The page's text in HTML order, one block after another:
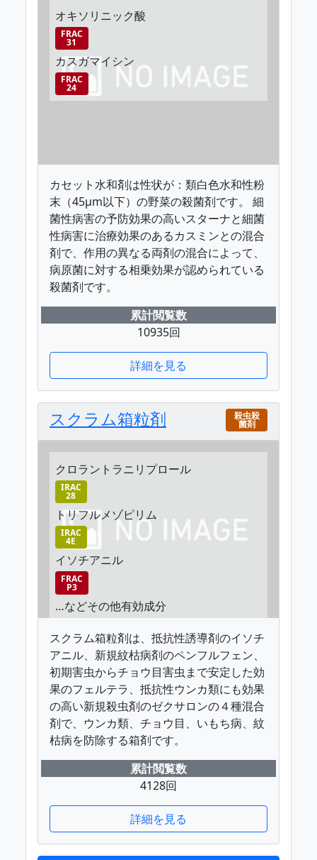
オキソリニック酸
FRAC
31
カスガマイシン
FRAC
24
カセット水和剤は性状が：類白色水和性粉
末（45μm以下）の野菜の殺菌剤です。 細
菌性病害の予防効果の高いスターナと細菌
性病害に治療効果のあるカスミンとの混合
剤で、作用の異なる両剤の混合によって、
病原菌に対する相乗効果が認められている
殺菌剤です。
累計閲覧数
10935回
詳細を見る
スクラム箱粒剤 殺虫殺
菌剤
クロラントラニリプロール
IRAC
28
トリフルメゾピリム
IRAC
4E
イソチアニル
FRAC
P3
…などその他有効成分
スクラム箱粒剤は、抵抗性誘導剤のイソチ
アニル、新規紋枯病剤のペンフルフェン、
初期害虫からチョウ目害虫まで安定した効
果のフェルテラ、抵抗性ウンカ類にも効果
の高い新規殺虫剤のゼクサロンの４種混合
剤で、ウンカ類、チョウ目、いもち病、紋
枯病を防除する箱剤です。
累計閲覧数
4128回
詳細を見る